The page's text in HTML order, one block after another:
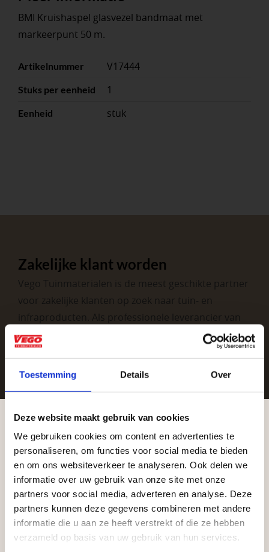
Toestemming Details Over
Deze website maakt gebruik van cookies
We gebruiken cookies om content en advertenties te
personaliseren, om functies voor social media te bieden
en om ons websiteverkeer te analyseren. Ook delen we
informatie over uw gebruik van onze site met onze
partners voor social media, adverteren en analyse. Deze
partners kunnen deze gegevens combineren met andere
informatie die u aan ze heeft verstrekt of die ze hebben
verzameld op basis van uw gebruik van hun services.
BMI Kruishaspel glasvezel bandmaat met
markeerpunt 50 m.
Artikelnummer V17444
Stuks per eenheid 1
Eenheid stuk
Zakelijke klant worden
Vego Tuinmaterialen is de meest geschikte partner
voor zakelijke klanten op zoek naar tuin- en
infraproducten. Als professionele leverancier van
tuinmaterialen bieden wij een breed assortiment
aan producten van topkwaliteit. Lees meer over de
zakelijke mogelijkheden.
Vrijblijvend advies?
Geen probleem, wij hebben alles voor uw
Aangepaste openingstijden tijdens de
vakantieperiode
Waardenburg en Vego Dordrecht hanteren tijdens
de vakantieperiode aangepaste openingstijden op
zaterdag. Bekijk de vestigingspagina voor de
actuele openingstijden.